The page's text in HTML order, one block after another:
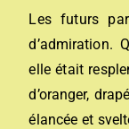
Les futurs
d’admiration.
elle était
d’oranger,
élancée et